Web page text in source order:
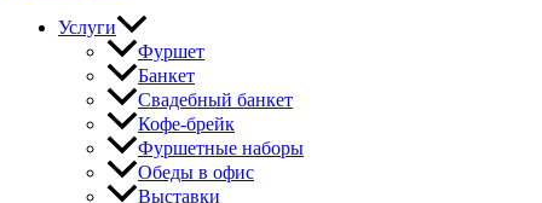
Услуги
Фуршет
Банкет
Свадебный банкет
Кофе-брейк
Фуршетные наборы
Обеды в офис
Выставки